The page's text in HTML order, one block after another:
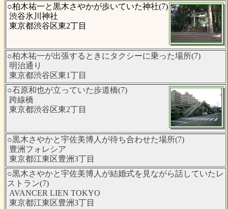
○柏木祐一と黒木さやかが歩いていた神社(7)
渋谷氷川神社
東京都渋谷区東2丁目
○柏木祐一が出張するときにタクシーに乗った場所(7)
明治通り
東京都渋谷区東1丁目
○石原和也が立っていた歩道橋(7)
跨線橋
東京都渋谷区東2丁目
○黒木さやかと宇佐美博人が待ち合わせた場所(7)
豊洲フォレシア
東京都江東区豊洲3丁目
○黒木さやかと宇佐美博人が結婚式を見ながら話していたレ
ストラン(7)
AVANCER LIEN TOKYO
東京都江東区豊洲3丁目